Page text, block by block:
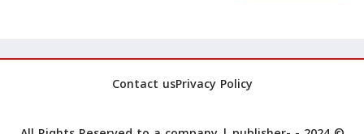
Privacy Policy
Contact us